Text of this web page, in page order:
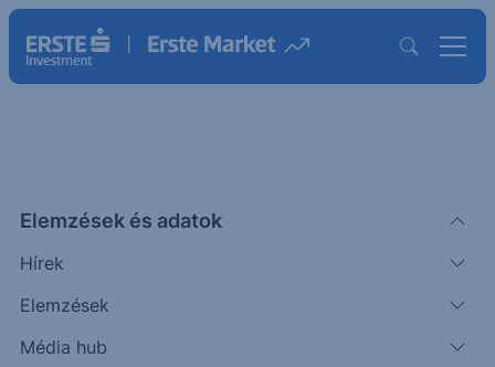
Elemzések és adatok
Hírek
Elemzések
Média hub
EBSILVTS035(BÉT)
Erste Ezüst Turbo Short 035
1230 HUF
Időpont: 25.11.28. 17:06